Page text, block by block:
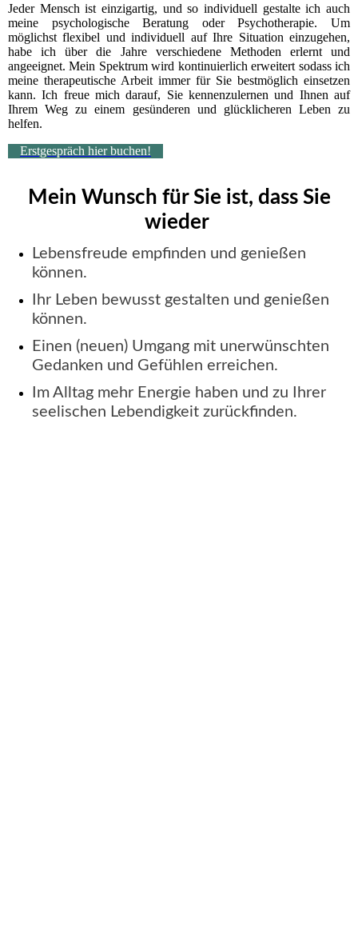
Jeder Mensch ist einzigartig, und so individuell gestalte ich auch
meine psychologische Beratung oder Psychotherapie. Um
möglichst flexibel und individuell auf Ihre Situation einzugehen,
habe ich über die Jahre verschiedene Methoden erlernt und
angeeignet. Mein Spektrum wird kontinuierlich erweitert sodass ich
meine therapeutische Arbeit immer für Sie bestmöglich einsetzen
kann. Ich freue mich darauf, Sie kennenzulernen und Ihnen auf
Ihrem Weg zu einem gesünderen und glücklicheren Leben zu
helfen.
Erstgespräch hier buchen!
Mein Wunsch für Sie ist, dass Sie
wieder
Lebensfreude empfinden und genießen
können.
Ihr Leben bewusst gestalten und genießen
können.
Einen (neuen) Umgang mit unerwünschten
Gedanken und Gefühlen erreichen.
Im Alltag mehr Energie haben und zu Ihrer
seelischen Lebendigkeit zurückfinden.